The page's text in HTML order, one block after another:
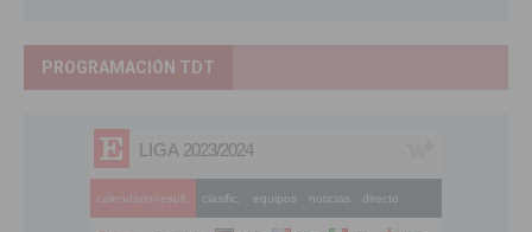
PROGRAMACIÓN TDT